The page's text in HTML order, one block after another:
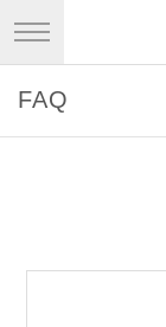
FAQ